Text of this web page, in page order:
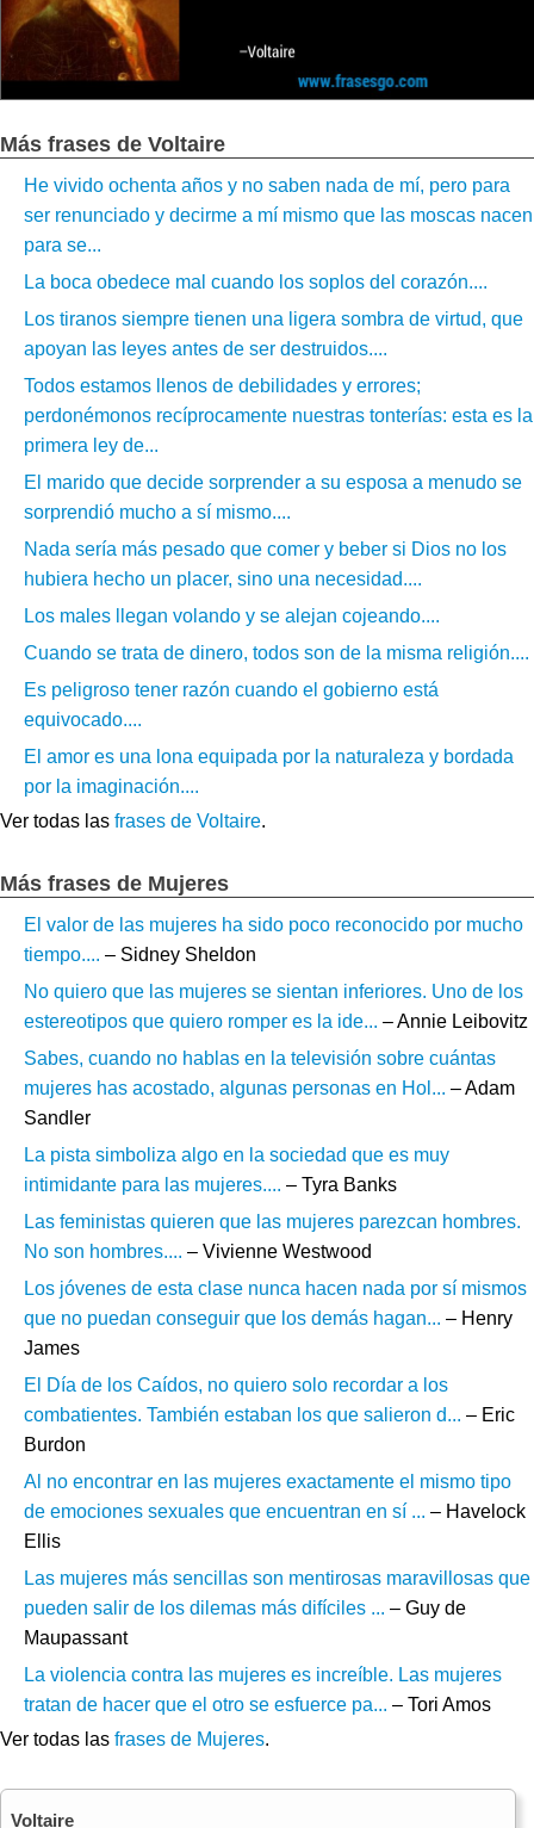
Más frases de Voltaire
He vivido ochenta años y no saben nada de mí, pero para
ser renunciado y decirme a mí mismo que las moscas nacen
para se...
La boca obedece mal cuando los soplos del corazón....
Los tiranos siempre tienen una ligera sombra de virtud, que
apoyan las leyes antes de ser destruidos....
Todos estamos llenos de debilidades y errores;
perdonémonos recíprocamente nuestras tonterías: esta es la
primera ley de...
El marido que decide sorprender a su esposa a menudo se
sorprendió mucho a sí mismo....
Nada sería más pesado que comer y beber si Dios no los
hubiera hecho un placer, sino una necesidad....
Los males llegan volando y se alejan cojeando....
Cuando se trata de dinero, todos son de la misma religión....
Es peligroso tener razón cuando el gobierno está
equivocado....
El amor es una lona equipada por la naturaleza y bordada
por la imaginación....
Ver todas las frases de Voltaire.
Más frases de Mujeres
El valor de las mujeres ha sido poco reconocido por mucho
tiempo.... – Sidney Sheldon
No quiero que las mujeres se sientan inferiores. Uno de los
estereotipos que quiero romper es la ide... – Annie Leibovitz
Sabes, cuando no hablas en la televisión sobre cuántas
mujeres has acostado, algunas personas en Hol... – Adam
Sandler
La pista simboliza algo en la sociedad que es muy
intimidante para las mujeres.... – Tyra Banks
Las feministas quieren que las mujeres parezcan hombres.
No son hombres.... – Vivienne Westwood
Los jóvenes de esta clase nunca hacen nada por sí mismos
que no puedan conseguir que los demás hagan... – Henry
James
El Día de los Caídos, no quiero solo recordar a los
combatientes. También estaban los que salieron d... – Eric
Burdon
Al no encontrar en las mujeres exactamente el mismo tipo
de emociones sexuales que encuentran en sí ... – Havelock
Ellis
Las mujeres más sencillas son mentirosas maravillosas que
pueden salir de los dilemas más difíciles ... – Guy de
Maupassant
La violencia contra las mujeres es increíble. Las mujeres
tratan de hacer que el otro se esfuerce pa... – Tori Amos
Ver todas las frases de Mujeres.
Voltaire